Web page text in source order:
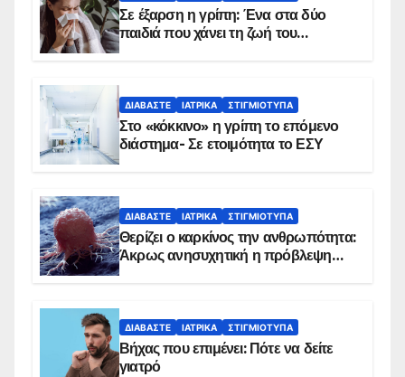
Σε έξαρση η γρίπη: Ένα στα δύο
παιδιά που χάνει τη ζωή του
ΔΙΑΒΆΣΤΕ ΙΑΤΡΙΚΆ ΣΤΙΓΜΙΌΤΥΠΑ
Στο «κόκκινο» η γρίπη το επόμενο
διάστημα- Σε ετοιμότητα το ΕΣΥ
ΔΙΑΒΆΣΤΕ ΙΑΤΡΙΚΆ ΣΤΙΓΜΙΌΤΥΠΑ
Θερίζει ο καρκίνος την ανθρωπότητα:
Άκρως ανησυχητική η πρόβλεψη…
ΔΙΑΒΆΣΤΕ ΙΑΤΡΙΚΆ ΣΤΙΓΜΙΌΤΥΠΑ
Βήχας που επιμένει: Πότε να δείτε
γιατρό